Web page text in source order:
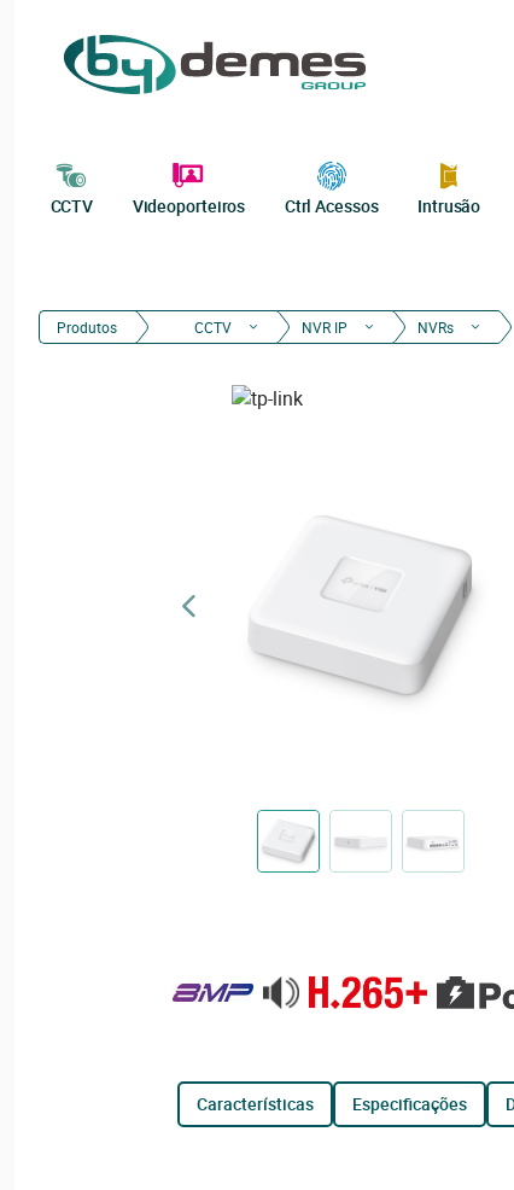
CCTV Videoporteiros Ctrl Acessos Intrusão
Produtos CCTV NVR IP NVRs
características especificações